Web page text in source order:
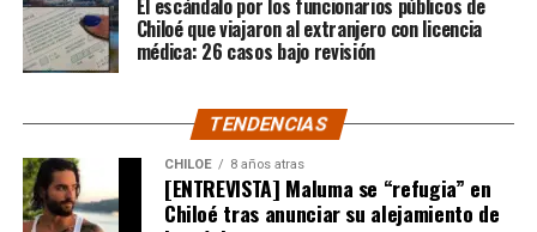
El escándalo por los funcionarios públicos de
Chiloé que viajaron al extranjero con licencia
médica: 26 casos bajo revisión
TENDENCIAS
CHILOE 8 años atras
[ENTREVISTA] Maluma se “refugia” en
Chiloé tras anunciar su alejamiento de